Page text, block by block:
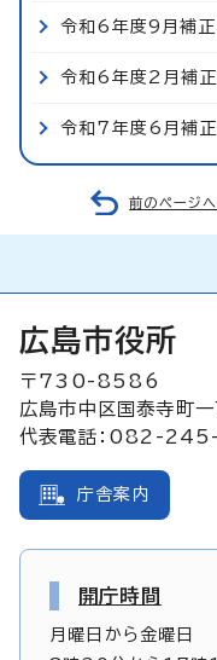
令和6年度9月補正
令和6年度2月補
令和7年度6月補
前のページ
広島市役所
〒730-8586
広島市中区国泰寺町
代表電話：082-
庁舎案内
開庁時間
月曜日から金曜日